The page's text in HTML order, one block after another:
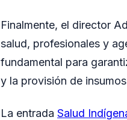
Finalmente, el director
salud, profesionales y
fundamental para
y la provisión de
La entrada Salud